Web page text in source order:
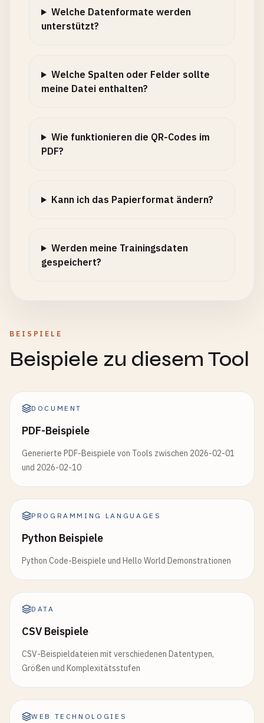
Welche Datenformate werden
unterstützt?
Welche Spalten oder Felder sollte
meine Datei enthalten?
Wie funktionieren die QR-Codes im
PDF?
Kann ich das Papierformat ändern?
Werden meine Trainingsdaten
gespeichert?
BEISPIELE
Beispiele zu diesem Tool
DOCUMENT
PDF-Beispiele
Generierte PDF-Beispiele von Tools zwischen 2026-02-01
und 2026-02-10
PROGRAMMING LANGUAGES
Python Beispiele
Python Code-Beispiele und Hello World Demonstrationen
DATA
CSV Beispiele
CSV-Beispieldateien mit verschiedenen Datentypen,
Größen und Komplexitätsstufen
WEB TECHNOLOGIES